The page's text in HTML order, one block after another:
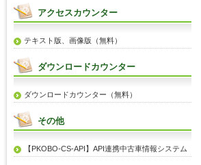
アクセスカウンター
テキスト版、画像版（無料）
ダウンロードカウンター
ダウンロードカウンター（無料）
その他
【PKOBO-CS-API】API連携中古車情報システム